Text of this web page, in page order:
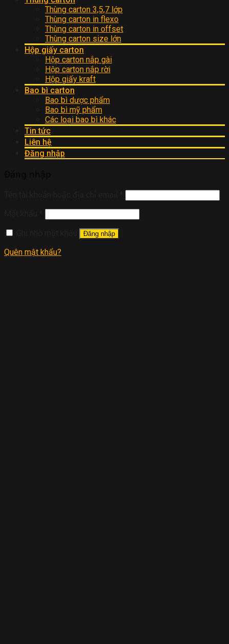
Thùng carton 3,5,7 lớp
Thùng carton in flexo
Thùng carton in offset
Thùng carton size lớn
Hộp giấy carton
Hộp carton nắp gài
Hộp carton nắp rời
Hộp giấy kraft
Bao bì carton
Bao bì dược phẩm
Bao bì mỹ phẩm
Các loại bao bì khác
Tin tức
Liên hệ
Đăng nhập
Đăng nhập
Quên mật khẩu?